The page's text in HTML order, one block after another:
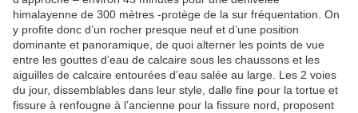
himalayenne de 300 mètres -protège de la sur fréquentation. On
y profite donc d’un rocher presque neuf et d’une position
dominante et panoramique, de quoi alterner les points de vue
entre les gouttes d’eau de calcaire sous les chaussons et les
aiguilles de calcaire entourées d’eau salée au large. Les 2 voies
du jour, dissemblables dans leur style, dalle fine pour la tortue et
fissure à renfougne à l’ancienne pour la fissure nord, proposent